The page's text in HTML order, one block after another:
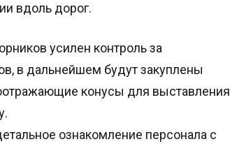
вдоль дорог.
усилен контроль за
в дальнейшем будут закуплены
конусы для выставления
ознакомление персонала с